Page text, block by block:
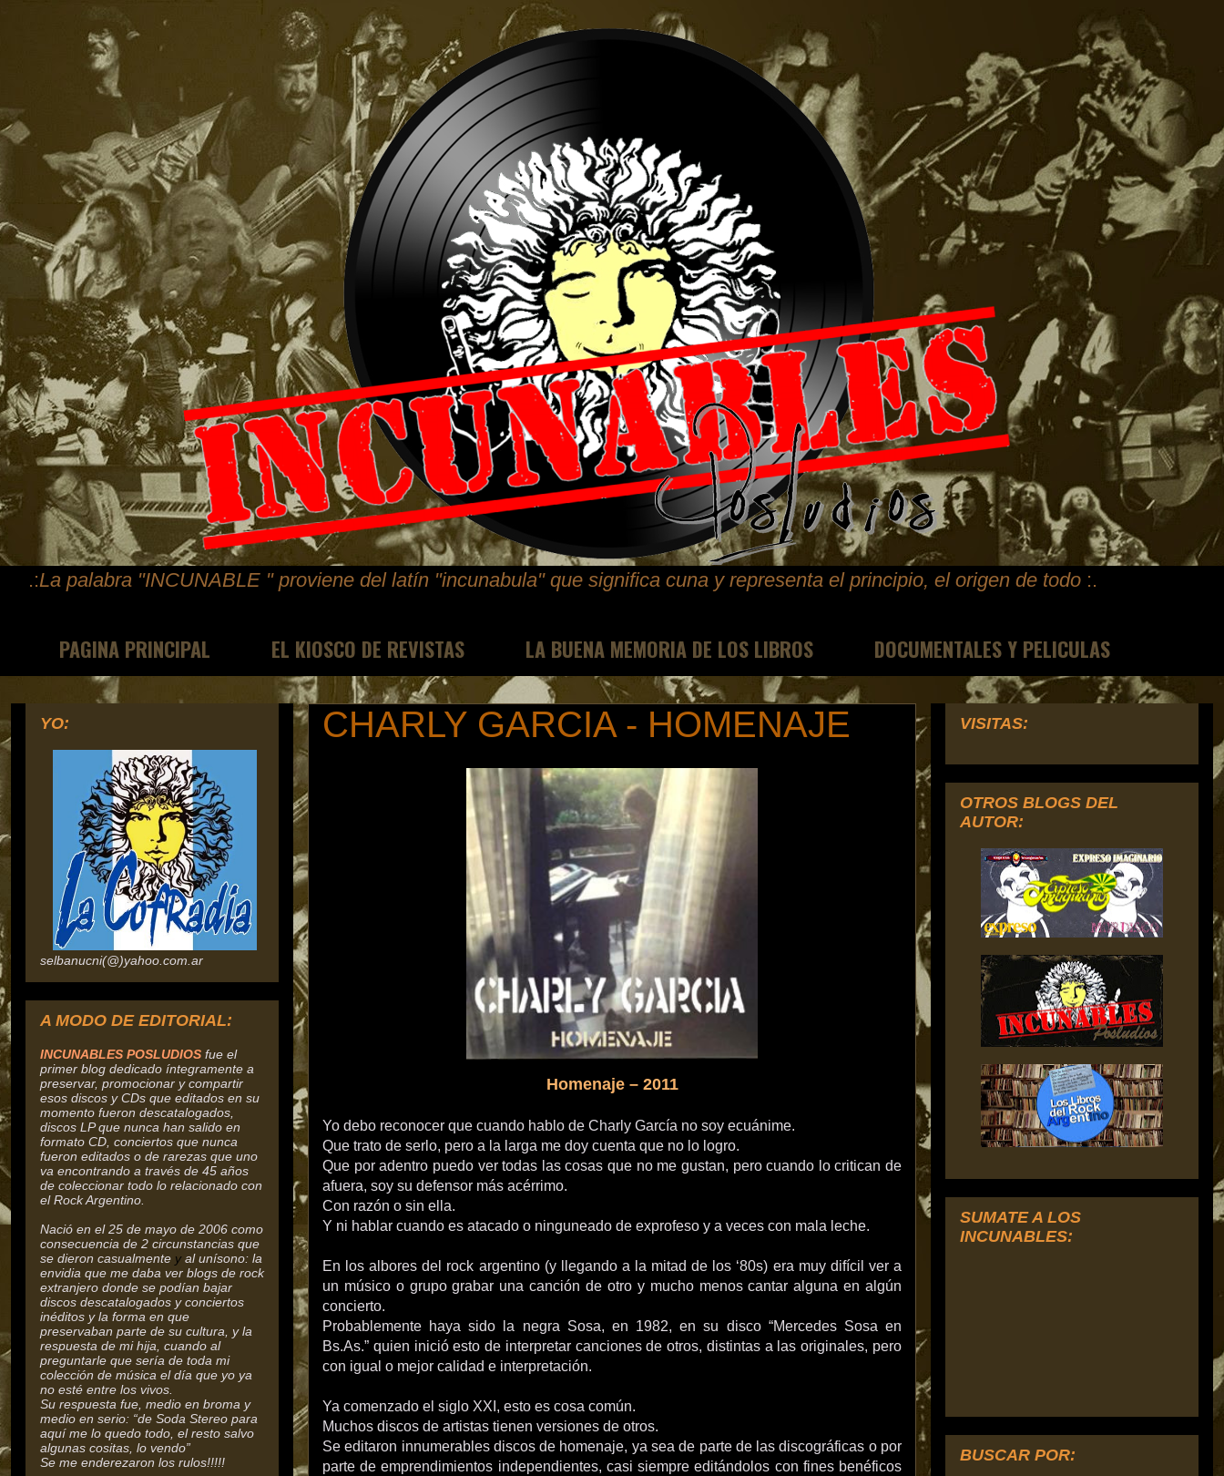
.:La palabra "INCUNABLE " proviene del latín "incunabula" que significa cuna y representa el principio, el origen de todo :.
PAGINA PRINCIPAL EL KIOSCO DE REVISTAS LA BUENA MEMORIA DE LOS LIBROS DOCUMENTALES Y PELICULAS
CHARLY GARCIA - HOMENAJE
Homenaje – 2011
Yo debo reconocer que cuando hablo de Charly García no soy ecuánime.
Que trato de serlo, pero a la larga me doy cuenta que no lo logro.
Que por adentro puedo ver todas las cosas que no me gustan, pero cuando lo critican de
afuera, soy su defensor más acérrimo.
Con razón o sin ella.
Y ni hablar cuando es atacado o ninguneado de exprofeso y a veces con mala leche.
En los albores del rock argentino (y llegando a la mitad de los ‘80s) era muy difícil ver a
un músico o grupo grabar una canción de otro y mucho menos cantar alguna en algún
concierto.
Probablemente haya sido la negra Sosa, en 1982, en su disco “Mercedes Sosa en
Bs.As.” quien inició esto de interpretar canciones de otros, distintas a las originales, pero
con igual o mejor calidad e interpretación.
Ya comenzado el siglo XXI, esto es cosa común.
Muchos discos de artistas tienen versiones de otros.
Se editaron innumerables discos de homenaje, ya sea de parte de las discográficas o por
parte de emprendimientos independientes, casi siempre editándolos con fines benéficos
YO:
selbanucni(@)yahoo.com.ar
A MODO DE EDITORIAL:
INCUNABLES POSLUDIOS fue el
primer blog dedicado íntegramente a
preservar, promocionar y compartir
esos discos y CDs que editados en su
momento fueron descatalogados,
discos LP que nunca han salido en
formato CD, conciertos que nunca
fueron editados o de rarezas que uno
va encontrando a través de 45 años
de coleccionar todo lo relacionado con
el Rock Argentino.
Nació en el 25 de mayo de 2006 como
consecuencia de 2 circunstancias que
se dieron casualmente yal unísono: la
envidia que me daba ver blogs de rock
extranjero donde se podían bajar
discos descatalogados y conciertos
inéditos y la forma en que
preservaban parte de su cultura, y la
respuesta de mi hija, cuando al
preguntarle que sería de toda mi
colección de música el día que yo ya
no esté entre los vivos.
Su respuesta fue, medio en broma y
medio en serio: “de Soda Stereo para
aquí me lo quedo todo, el resto salvo
algunas cositas, lo vendo”
Se me enderezaron los rulos!!!!!
VISITAS:
OTROS BLOGS DEL
AUTOR:
SUMATE A LOS
INCUNABLES:
BUSCAR POR: